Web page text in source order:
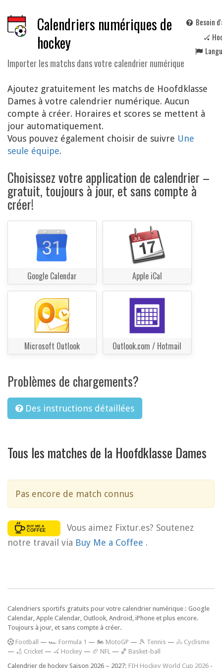
Calendriers numériques de
hockey
Importer les matchs dans votre calendrier numérique
Besoin
🏑
Ajoutez gratuitement les matchs de Hoofdklasse
Dames à votre calendrier numérique. Aucun
compte à créer. Horaires et scores se mettent à
jour automatiquement.
Vous pouvez également choisir de suivre Une
seule équipe.
Choisissez votre application de calendrier –
gratuit, toujours à jour, et sans compte à
créer!
Google Calendar Apple iCal
Microsoft Outlook Outlook.com / Hotmail
Problèmes de chargements?
Des instructions détaillées
Tous les matches de la Hoofdklasse Dames
Pas encore de match connus
Vous aimez Fixtur.es? Soutenez
notre travail via Buy Me a Coffee .
Calendriers sportifs gratuits pour votre calendrier numérique : Google
Calendar, Apple Calendar, Outlook, Android, iPhone et plus encore.
Toujours à jour, et sans compte à créer.
Football — 🏎️ Formula 1 — 🏍 MotoGP — 🎾 Tennis — 🚴 Cyclisme
— 🏏 Cricket — 🏑 Hockey — 🏈 NFL — 🏀 Basket-ball
Calendrier de hockey Saison 2026 – 2027: FIH Hockey World Cup 2026 -